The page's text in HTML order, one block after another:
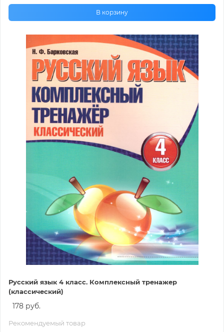
В корзину
Русский язык 4 класс. Комплексный тренажер
(классический)
178 руб.
Рекомендуемый товар